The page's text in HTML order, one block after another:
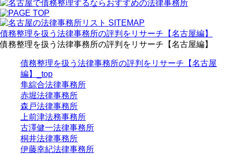
債務整理を扱う法律事務所の評判をリサーチ【名古屋編】
債務整理を扱う法律事務所の評判をリサーチ【名古屋編】
債務整理を扱う法律事務所の評判をリサーチ【名古屋
編】_top
隼綜合法律事務所
赤堀法律事務所
森戸法律事務所
上前津法務事務所
古澤健一法律事務所
桐井法律事務所
伊藤幸紀法律事務所